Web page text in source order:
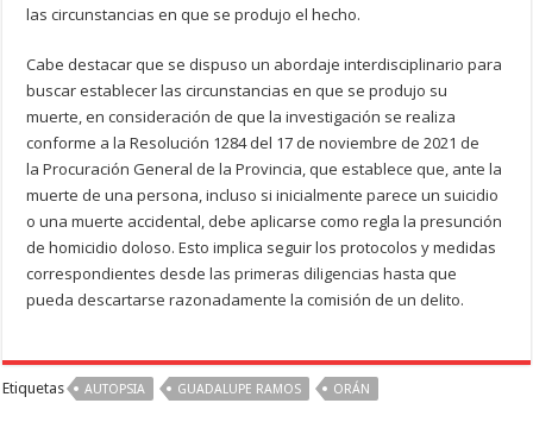
las circunstancias en que se produjo el hecho.
Cabe destacar que se dispuso un abordaje interdisciplinario para
buscar establecer las circunstancias en que se produjo su
muerte, en consideración de que la investigación se realiza
conforme a la Resolución 1284 del 17 de noviembre de 2021 de
la Procuración General de la Provincia, que establece que, ante la
muerte de una persona, incluso si inicialmente parece un suicidio
o una muerte accidental, debe aplicarse como regla la presunción
de homicidio doloso. Esto implica seguir los protocolos y medidas
correspondientes desde las primeras diligencias hasta que
pueda descartarse razonadamente la comisión de un delito.
Etiquetas AUTOPSIA GUADALUPE RAMOS ORÁN